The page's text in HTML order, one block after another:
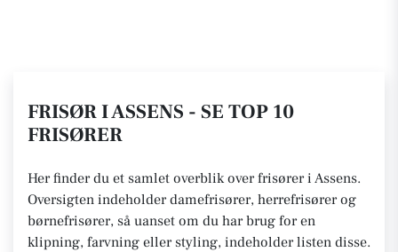
FRISØR I ASSENS - SE TOP 10
FRISØRER
Her finder du et samlet overblik over frisører i Assens.
Oversigten indeholder damefrisører, herrefrisører og
børnefrisører, så uanset om du har brug for en
klipning, farvning eller styling, indeholder listen disse.